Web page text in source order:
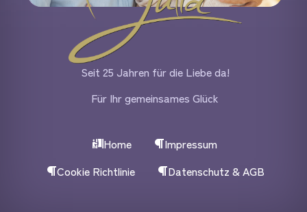
Seit 25 Jahren für die Liebe da!
Für Ihr gemeinsames Glück
Home
Impressum
Cookie Richtlinie
Datenschutz & AGB